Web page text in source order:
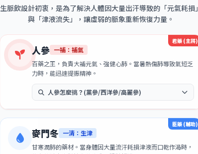
生脈飲設計初衷，是為了解決人體因大量出汗導致的「元氣耗損」
與「津液流失」，讓虛弱的脈象重新恢復力量。
君藥 (主將)
人參 一補：補氣
百藥之王，負責大補元氣、強健心肺。當暑熱傷肺導致氣短乏
力時，能迅速提振精神。
人參怎麼挑？(黨參/西洋參/高麗參)
適合腸胃吸收差、容易疲勞的「一般大眾日常
保養」，價格最親民。
西洋參 性涼降火。又稱粉光參，適合體質偏熱、經常熬夜口乾、
臣藥 (輔助)
麥門冬 一清：生津
甘寒潤肺的藥材。當身體因大量流汗耗損津液而口乾作渴時，